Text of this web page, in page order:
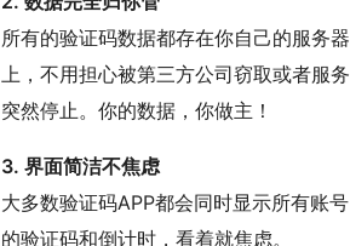
所有的验证码数据都存在你自己的服务器
上，不用担心被第三方公司窃取或者服务
突然停止。你的数据，你做主！
3. 界面简洁不焦虑
大多数验证码APP都会同时显示所有账号
的验证码和倒计时，看着就焦虑。